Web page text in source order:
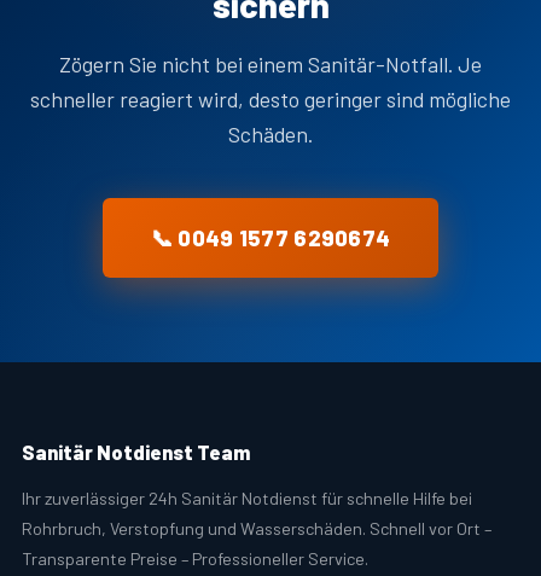
Zögern Sie nicht bei einem Sanitär-Notfall. Je
schneller reagiert wird, desto geringer sind mögliche
Schäden.
📞 0049 1577 6290674
Sanitär Notdienst Team
Ihr zuverlässiger 24h Sanitär Notdienst für schnelle Hilfe bei
Rohrbruch, Verstopfung und Wasserschäden. Schnell vor Ort –
Transparente Preise – Professioneller Service.